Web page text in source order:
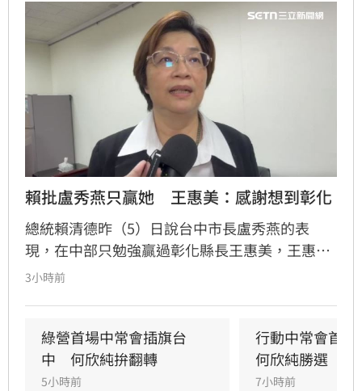
賴批盧秀燕只贏她　王惠美：感謝想到彰化
總統賴清德昨（5）日說台中市長盧秀燕的表
現，在中部只勉強贏過彰化縣長王惠美，王惠美
早上有回應、不過語氣酸溜溜。
3小時前
綠營首場中常會插旗台
中　何欣純拚翻轉
5小時前
行動中常會首選
何欣純勝選
7小時前